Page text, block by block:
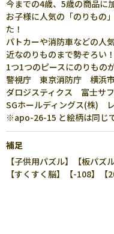
今までの4歳、5歳の商品に
お子様に人気の「のりもの
た！
パトカーや消防車などの人
近なのりものまで勢ぞろい！
1つ1つのピースにのりもの
警視庁 東京消防庁 横浜
ダロジスティクス 富士サ
SGホールディングス(株)
※apo-26-15 と絵柄は同じ
補足
【子供用パズル】【板パズ
【すくすく脳】【-108】【